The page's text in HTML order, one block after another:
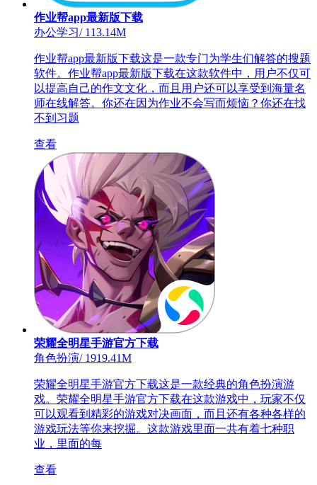
作业帮app最新版下载
办公学习/113.14M
作业帮app最新版下载这是一款专门为学生们解答的搜题
软件。作业帮app最新版下载在这款软件中，用户不仅可
以提高自己的作文文化，而且用户还可以享受到海量名
师在线解答。你还在因为作业不会写而烦恼？你还在找
不到习题
查看
荣耀全明星手游官方下载
角色扮演/1919.41M
荣耀全明星手游官方下载这是一款经典的角色扮演游
戏。荣耀全明星手游官方下载在这款游戏中，玩家不仅
可以观看到精彩的游戏对决画面，而且还有各种各样的
游戏玩法等你来挖掘。这款游戏里面一共有着七种职
业，里面的每
查看